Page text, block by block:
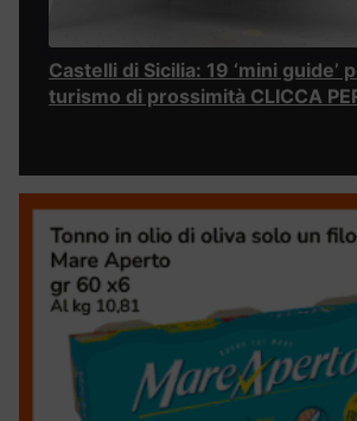
Castelli di Sicilia: 19 ‘mini guide’
turismo di prossimità CLICCA